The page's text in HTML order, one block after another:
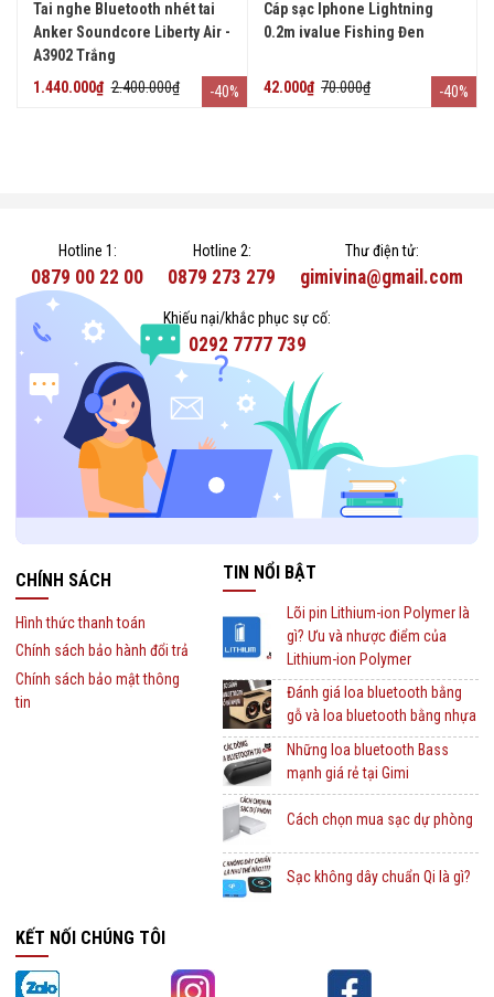
Tai nghe Bluetooth nhét tai
Anker Soundcore Liberty Air -
A3902 Trắng
1.440.000₫ 2.400.000₫ -40%
Cáp sạc Iphone Lightning
0.2m ivalue Fishing Đen
42.000₫ 70.000₫ -40%
Hotline 1:
0879 00 22 00
Hotline 2:
0879 273 279
Thư điện tử:
gimivina@gmail.com
Khiếu nại/khắc phục sự cố:
0292 7777 739
CHÍNH SÁCH
Hình thức thanh toán
Chính sách bảo hành đổi trả
Chính sách bảo mật thông
tin
TIN NỔI BẬT
Lõi pin Lithium-ion Polymer là
gì? Ưu và nhược điểm của
Lithium-ion Polymer
Đánh giá loa bluetooth bằng
gỗ và loa bluetooth bằng nhựa
Những loa bluetooth Bass
mạnh giá rẻ tại Gimi
Cách chọn mua sạc dự phòng
Sạc không dây chuẩn Qi là gì?
KẾT NỐI CHÚNG TÔI